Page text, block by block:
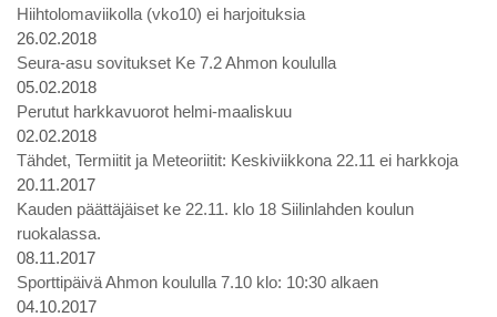
Hiihtolomaviikolla (vko10) ei harjoituksia
26.02.2018
Seura-asu sovitukset Ke 7.2 Ahmon koululla
05.02.2018
Perutut harkkavuorot helmi-maaliskuu
02.02.2018
Tähdet, Termiitit ja Meteoriitit: Keskiviikkona 22.11 ei harkkoja
20.11.2017
Kauden päättäjäiset ke 22.11. klo 18 Siilinlahden koulun
ruokalassa.
08.11.2017
Sporttipäivä Ahmon koululla 7.10 klo: 10:30 alkaen
04.10.2017